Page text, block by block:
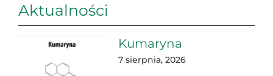
Aktualności
Kumaryna
7 sierpnia, 2026